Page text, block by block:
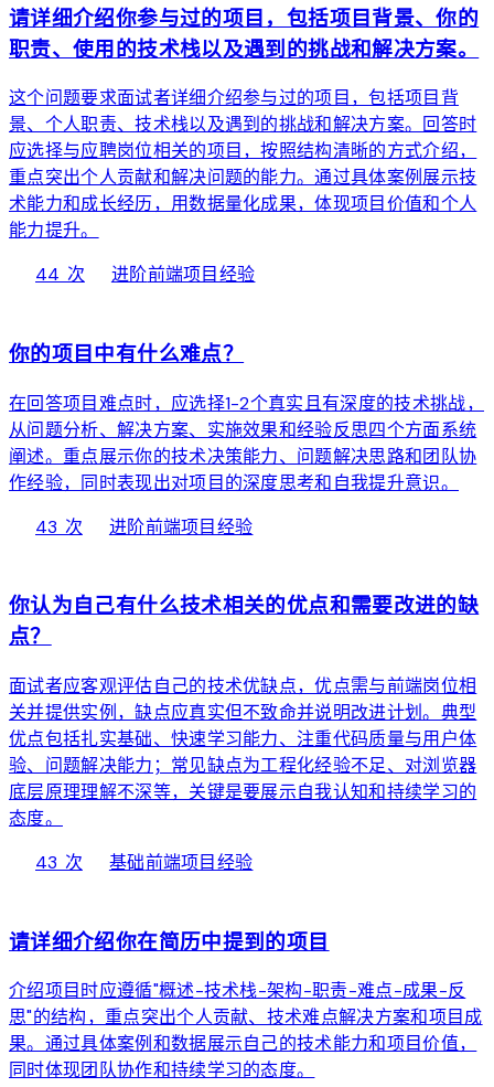
请详细介绍你参与过的项目，包括项目背景、你的
职责、使用的技术栈以及遇到的挑战和解决方案。
这个问题要求面试者详细介绍参与过的项目，包括项目背
景、个人职责、技术栈以及遇到的挑战和解决方案。回答时
应选择与应聘岗位相关的项目，按照结构清晰的方式介绍，
重点突出个人贡献和解决问题的能力。通过具体案例展示技
术能力和成长经历，用数据量化成果，体现项目价值和个人
能力提升。
44 次bolt进阶前端项目经验chevron_right
你的项目中有什么难点？
在回答项目难点时，应选择1-2个真实且有深度的技术挑战，
从问题分析、解决方案、实施效果和经验反思四个方面系统
阐述。重点展示你的技术决策能力、问题解决思路和团队协
作经验，同时表现出对项目的深度思考和自我提升意识。
43 次bolt进阶前端项目经验chevron_right
你认为自己有什么技术相关的优点和需要改进的缺
点？
面试者应客观评估自己的技术优缺点，优点需与前端岗位相
关并提供实例，缺点应真实但不致命并说明改进计划。典型
优点包括扎实基础、快速学习能力、注重代码质量与用户体
验、问题解决能力；常见缺点为工程化经验不足、对浏览器
底层原理理解不深等，关键是要展示自我认知和持续学习的
态度。
43 次bolt基础前端项目经验chevron_right
请详细介绍你在简历中提到的项目
介绍项目时应遵循"概述-技术栈-架构-职责-难点-成果-反
思"的结构，重点突出个人贡献、技术难点解决方案和项目成
果。通过具体案例和数据展示自己的技术能力和项目价值，
同时体现团队协作和持续学习的态度。